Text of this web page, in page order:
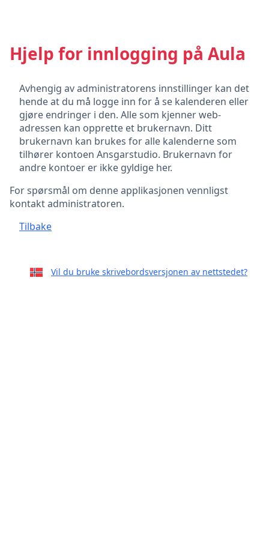
Hjelp for innlogging på Aula
Avhengig av administratorens innstillinger kan det
hende at du må logge inn for å se kalenderen eller
gjøre endringer i den. Alle som kjenner web-
adressen kan opprette et brukernavn. Ditt
brukernavn kan brukes for alle kalenderne som
tilhører kontoen Ansgarstudio. Brukernavn for
andre kontoer er ikke gyldige her.
For spørsmål om denne applikasjonen vennligst
kontakt administratoren.
Tilbake
Vil du bruke skrivebordsversjonen av nettstedet?